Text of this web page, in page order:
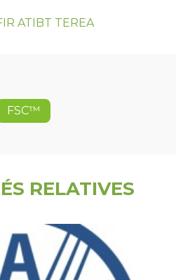
ATIBT TEREA
FSC™
RELATIVES